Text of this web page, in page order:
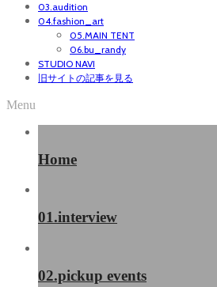
03.audition
04.fashion_art
05.MAIN TENT
06.bu_randy
STUDIO NAVI
旧サイトの記事を見る
Menu
Home
01.interview
02.pickup events